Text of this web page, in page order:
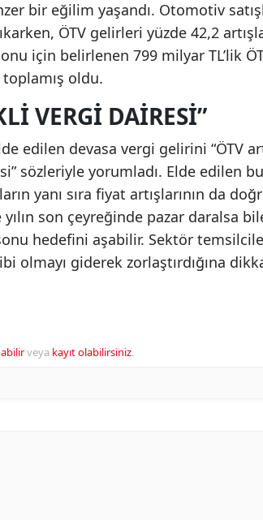
bir eğilim yaşandı. Otomotiv
ÖTV gelirleri yüzde 42,2
için belirlenen 799 milyar TL’lik
toplamış oldu.
VERGI DAIRESI”
edilen devasa vergi gelirini “ÖTV
sözleriyle yorumladı. Elde edilen
yanı sıra fiyat artışlarının da
son çeyreğinde pazar daralsa
hedefini aşabilir. Sektör
olmayı giderek zorlaştırdığına
veya kayıt olabilirsiniz.